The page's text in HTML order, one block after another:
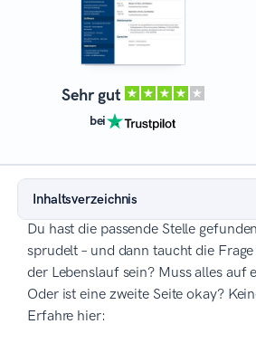
Sehr gut
bei
Inhaltsverzeichnis
Du hast die passende Stelle
sprudelt – und dann taucht die
der Lebenslauf sein? Muss alles auf
Oder ist eine zweite Seite okay?
Erfahre hier: